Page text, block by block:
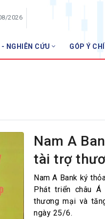
2026
NGHIÊN CỨU GÓP Ý
hàng
Nam A
tài trợ
Nam A Bank ký
Phát triển châu
thương mại và
ngày 25/6.